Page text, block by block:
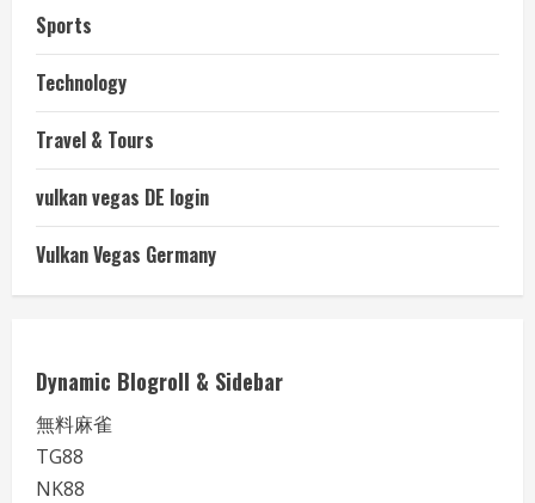
Sports
Technology
Travel & Tours
vulkan vegas DE login
Vulkan Vegas Germany
Dynamic Blogroll & Sidebar
無料麻雀
TG88
NK88